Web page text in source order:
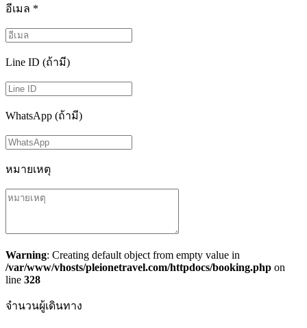
อีเมล *
Line ID (ถ้ามี)
WhatsApp (ถ้ามี)
หมายเหตุ
Warning: Creating default object from empty value in
/var/www/vhosts/pleionetravel.com/httpdocs/booking.php on
line 328
จำนวนผู้เดินทาง